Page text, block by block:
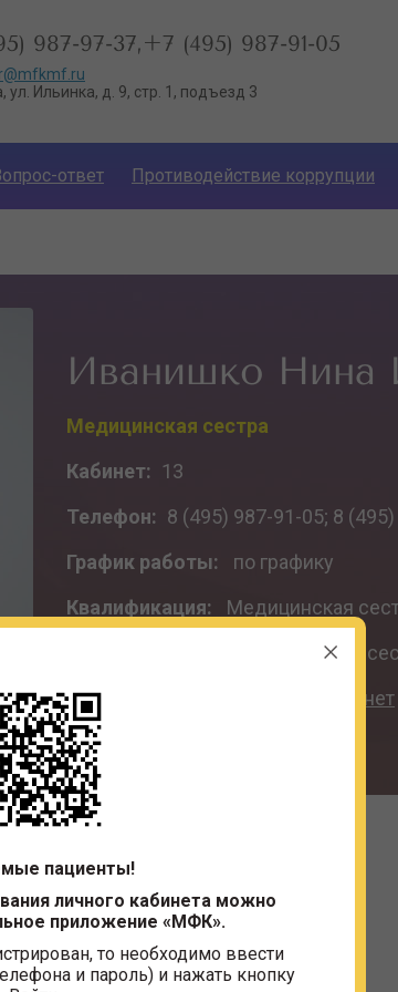
987-97-37,+7 (495) 987-91-05
ул. Ильинка, д. 9, стр. 1, подъезд 3
ответ Противодействие коррупции
Иванишко Нина
Медицинская сестра
Кабинет: 13
Телефон: 8 (495) 987-91-05; 8
График работы: по графику
Квалификация: Медицинская
Медицинская
Отделение:
Процедурный кабинет
ЗАПИСАТЬСЯ НА ПРИЁМ
Кировоградское
по 21.12.2025
пациенты!
личного кабинета можно
приложение «МФК».
то необходимо ввести
и пароль) и нажать кнопку